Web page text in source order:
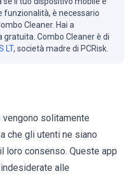
è necessario
Cleaner. Hai a
gratuita. Combo Cleaner è di
LT, società madre di PCRisk.
solitamente
che gli utenti ne siano
loro consenso. Queste app
alle